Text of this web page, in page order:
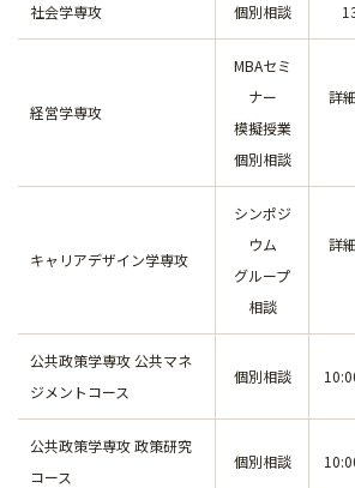
社会学専攻 個別相談
経営学専攻
MBAセミ
ナー
模擬授業
個別相談
詳
キャリアデザイン学専攻
シンポジ
ウム
グループ
相談
詳
公共政策学専攻 公共マネ
ジメントコース
個別相談
公共政策学専攻 政策研究
コース
個別相談